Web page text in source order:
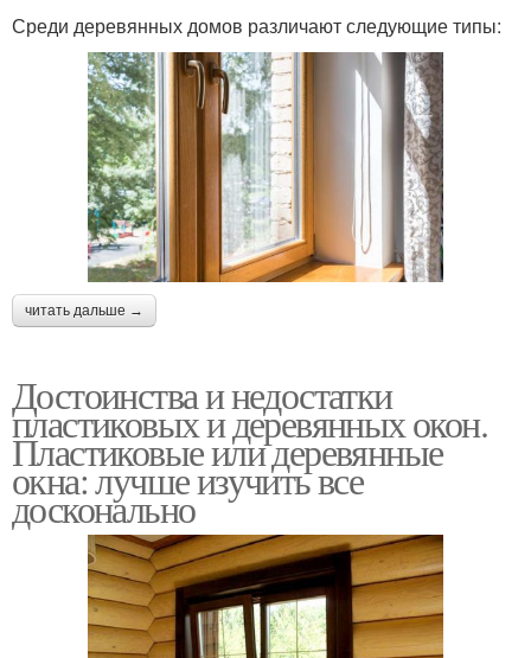
Среди деревянных домов различают следующие типы:
читать дальше →
Достоинства и недостатки
пластиковых и деревянных окон.
Пластиковые или деревянные
окна: лучше изучить все
досконально